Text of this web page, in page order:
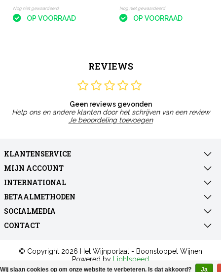
Nog niet gewaardeerd
OP VOORRAAD
Nog niet gewaardeerd
OP VOORRAAD
REVIEWS
Geen reviews gevonden
Help ons en andere klanten door het schrijven van een review
Je beoordeling toevoegen
KLANTENSERVICE
MIJN ACCOUNT
INTERNATIONAL
BETAALMETHODEN
SOCIALMEDIA
CONTACT
© Copyright 2026 Het Wijnportaal - Boonstoppel Wijnen
Powered byLightspeed
All rights reserved byInStijl Media
Wij slaan cookies op om onze website te verbeteren. Is dat akkoord? Ja